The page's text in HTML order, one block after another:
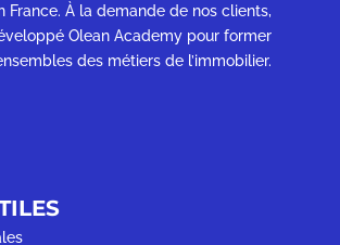
France. À la demande de nos clients,
Olean Academy pour former
des métiers de l’immobilier.